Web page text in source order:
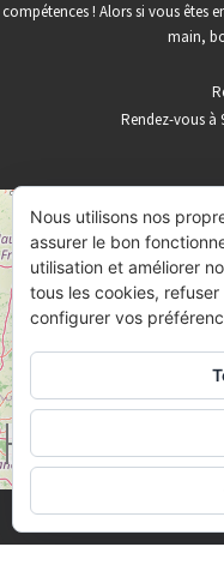
compétences ! Alors si vous êtes
main,
Rendez-vous à
+
30 mi
Nous utilisons nos
assurer le bon
utilisation et améliorer
tous les cookies,
configurer vos